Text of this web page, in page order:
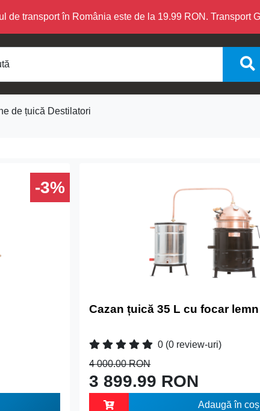
de transport în România este de la 19.99 RON. Transport
de țuică Destilatori
-3%
Cazan țuică 35 L cu focar lemn
0 (0 review-uri)
4 000.00 RON
3 899.99 RON
Adaugă în coș